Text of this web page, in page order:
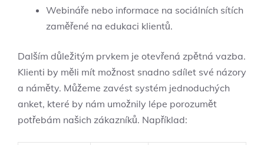
Webináře nebo informace na sociálních sítích
zaměřené na edukaci klientů.
Dalším důležitým prvkem je otevřená zpětná vazba.
Klienti by měli mít možnost snadno sdílet své názory
a náměty. Můžeme zavést systém jednoduchých
anket, které by nám umožnily lépe porozumět
potřebám našich zákazníků. Například: